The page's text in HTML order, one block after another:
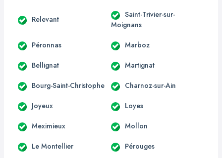
Relevant
Saint-Trivier-sur-
Moignans
Péronnas Marboz
Bellignat Martignat
Bourg-Saint-Christophe Charnoz-sur-Ain
Joyeux Loyes
Meximieux Mollon
Le Montellier Pérouges